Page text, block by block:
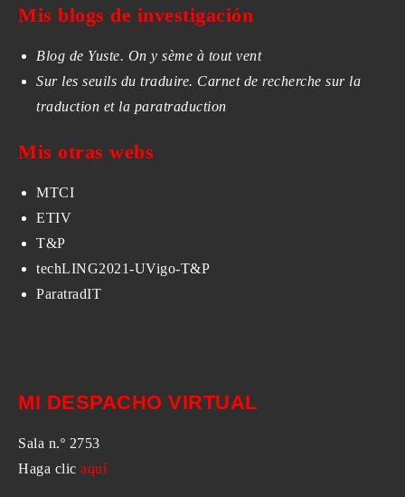
Mis blogs de investigación
Blog de Yuste. On y sème à tout vent
Sur les seuils du traduire. Carnet de recherche sur la
traduction et la paratraduction
Mis otras webs
MTCI
ETIV
T&P
techLING2021-UVigo-T&P
ParatradIT
MI DESPACHO VIRTUAL
Sala n.º 2753
Haga clic aquí